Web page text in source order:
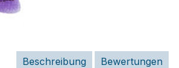
Beschreibung Bewertungen